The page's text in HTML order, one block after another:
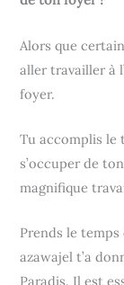
Alors que
aller travailler à
foyer.
Tu accomplis le
s’occuper de
magnifique
Prends le
azawajel t’a
Paradis. Il est